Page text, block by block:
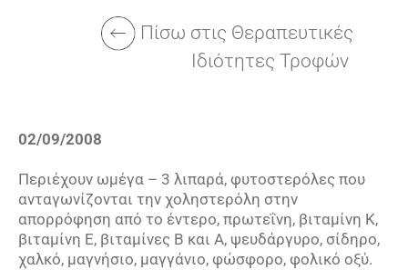
Πίσω στις Θεραπευτικές
Ιδιότητες Τροφών
02/09/2008
Περιέχουν ωμέγα – 3 λιπαρά, φυτοστερόλες που
ανταγωνίζονται την χοληστερόλη στην
απορρόφηση από το έντερο, πρωτεΐνη, βιταμίνη Κ,
βιταμίνη Ε, βιταμίνες Β και Α, ψευδάργυρο, σίδηρο,
χαλκό, μαγνήσιο, μαγγάνιο, φώσφορο, φολικό οξύ.